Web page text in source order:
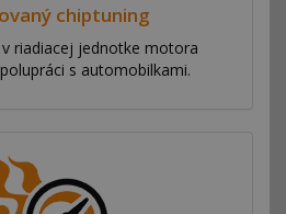
chiptuning
riadiacej jednotke motora
s automobilkami.